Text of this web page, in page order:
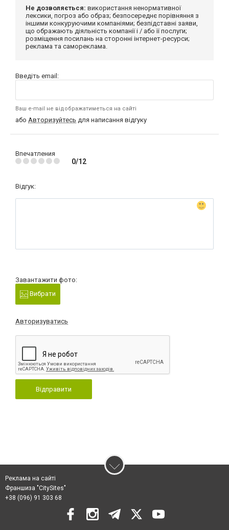
Не дозволяється: використання ненормативної
лексики, погроз або образ; безпосереднє порівняння з
іншими конкуруючими компаніями; безпідставні заяви,
що ображають діяльність компанії і / або її послуги;
розміщення посилань на сторонні інтернет-ресурси;
реклама та самореклама.
Введіть email:
Ваш e-mail не відображатиметься на сайті
або Авторизуйтесь для написання відгуку
Впечатления
0/12
Відгук:
Завантажити фото:
Вибрати
Авторизуватись
Відправити
Реклама на сайті
Франшиза "CitySites"
+38 (096) 91 303 68